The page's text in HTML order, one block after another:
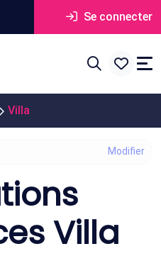
Se connecter
Villa
Villa